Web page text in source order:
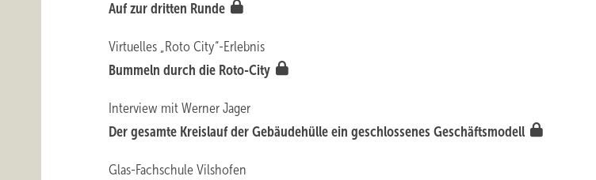
Auf zur dri tten Runde
Virtuelles „Roto City“-Erlebnis
Bummeln durch die Roto-City
Interview mit Werner Jager
Der gesamte Kreislauf der Gebäudehülle ein geschlossenes Geschäftsmodell
Glas-Fachschule Vilshofen